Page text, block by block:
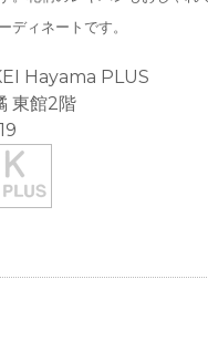
ディネートです。
Hayama PLUS
東館2階